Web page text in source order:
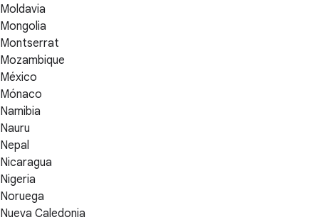
Moldavia
Mongolia
Montserrat
Mozambique
México
Mónaco
Namibia
Nauru
Nepal
Nicaragua
Nigeria
Noruega
Nueva Caledonia